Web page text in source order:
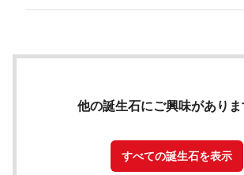
他の誕生石にご興味がありま
すべての誕生石を表示